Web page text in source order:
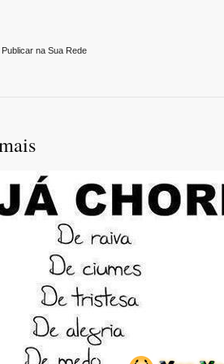
na Sua Rede